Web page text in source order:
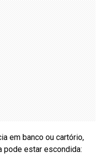
em banco ou cartório,
pode estar escondida: